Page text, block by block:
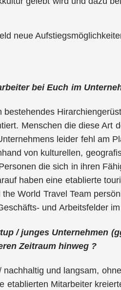
neue
bei Euch im
Menschen die diese Art
leider fehl am
von kulturellen,
die sich in ihren
haben eine etablierte
World Travel Team
und Arbeitsfelder
/ junges Unternehmen
Zeitraum hinweg ?
und langsam,
etablierten Mitarbeiter